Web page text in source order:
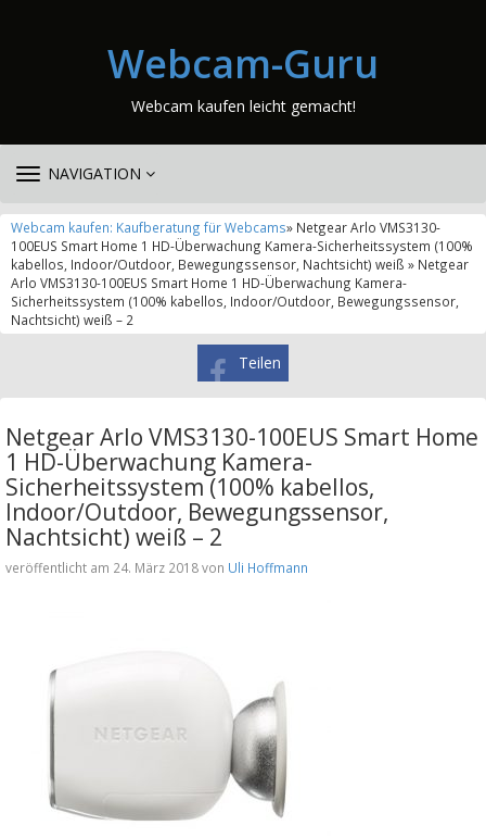
Webcam-Guru
Webcam kaufen leicht gemacht!
TOGGLE
NAVIGATION
Webcam kaufen: Kaufberatung für Webcams» Netgear Arlo VMS3130-
100EUS Smart Home 1 HD-Überwachung Kamera-Sicherheitssystem (100%
kabellos, Indoor/Outdoor, Bewegungssensor, Nachtsicht) weiß » Netgear
Arlo VMS3130-100EUS Smart Home 1 HD-Überwachung Kamera-
Sicherheitssystem (100% kabellos, Indoor/Outdoor, Bewegungssensor,
Nachtsicht) weiß – 2
Teilen
Netgear Arlo VMS3130-100EUS Smart Home
1 HD-Überwachung Kamera-
Sicherheitssystem (100% kabellos,
Indoor/Outdoor, Bewegungssensor,
Nachtsicht) weiß – 2
veröffentlicht am 24. März 2018 von Uli Hoffmann